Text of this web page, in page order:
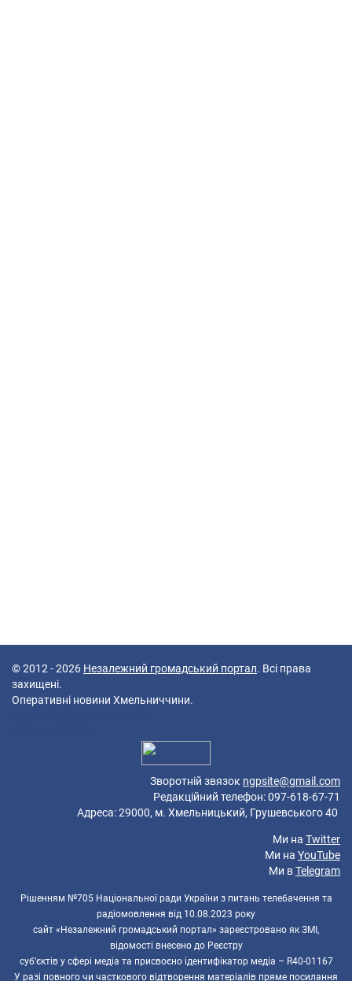
© 2012 - 2026 Незалежний громадський портал. Всі права
захищені.
Оперативні новини Хмельниччини.
Зворотній звязок ngpsite@gmail.com
Редакційний телефон: 097-618-67-71
Адреса: 29000, м. Хмельницький, Грушевського 40
Ми на Twitter
Ми на YouTube
Ми вTelegram
Рішенням №705 Національної ради України з питань телебачення та
радіомовлення від 10.08.2023 року
сайт «Незалежний громадський портал» зареєстровано як ЗМІ,
відомості внесено до Реєстру
суб’єктів у сфері медіа та присвоєно ідентифікатор медіа – R40-01167
У разі повного чи часткового відтворення матеріалів пряме посилання